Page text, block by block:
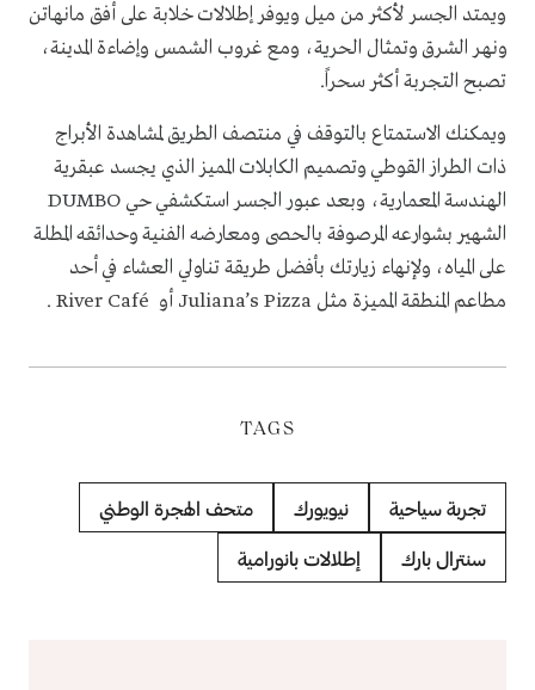
ويمتد الجسر لأكثر من ميل ويوفر إطلالات خلابة على أفق مانهاتن
ونهر الشرق وتمثال الحرية، ومع غروب الشمس وإضاءة المدينة،
تصبح التجربة أكثر سحراً.
ويمكنك الاستمتاع بالتوقف في منتصف الطريق لمشاهدة الأبراج
ذات الطراز القوطي وتصميم الكابلات المميز الذي يجسد عبقرية
الهندسة المعمارية، وبعد عبور الجسر استكشفي حي DUMBO
الشهير بشوارعه المرصوفة بالحصى ومعارضه الفنية وحدائقه المطلة
على المياه، ولإنهاء زيارتك بأفضل طريقة تناولي العشاء في أحد
مطاعم المنطقة المميزة مثل Juliana’s Pizza أو River Café .
TAGS
تجربة سياحية نيويورك متحف الهجرة الوطني
سنترال بارك إطلالات بانورامية